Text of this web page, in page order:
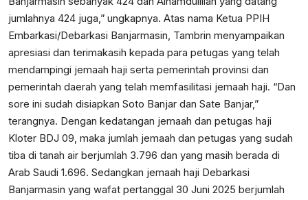
jumlahnya 424 juga,” ungkapnya. Atas nama Ketua PPIH
Embarkasi/Debarkasi Banjarmasin, Tambrin menyampaikan
apresiasi dan terimakasih kepada para petugas yang telah
mendampingi jemaah haji serta pemerintah provinsi dan
pemerintah daerah yang telah memfasilitasi jemaah haji. “Dan
sore ini sudah disiapkan Soto Banjar dan Sate Banjar,”
terangnya. Dengan kedatangan jemaah dan petugas haji
Kloter BDJ 09, maka jumlah jemaah dan petugas yang sudah
tiba di tanah air berjumlah 3.796 dan yang masih berada di
Arab Saudi 1.696. Sedangkan jemaah haji Debarkasi
Banjarmasin yang wafat pertanggal 30 Juni 2025 berjumlah